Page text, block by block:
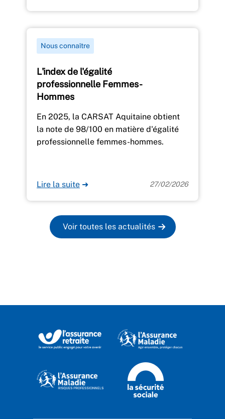
L'index de l'égalité
professionnelle Femmes-
Hommes
Nous connaître
En 2025, la CARSAT Aquitaine obtient
la note de 98/100 en matière d'égalité
professionnelle femmes-hommes.
Lire la suite ➜ 27/02/2026
Voir toutes les actualités